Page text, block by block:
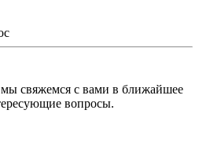
свяжемся с вами в ближайшее
вопросы.